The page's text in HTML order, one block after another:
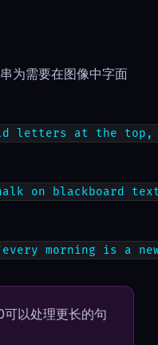
为需要在图像中字面
letters at the
on blackboard
morning is a
以处理更长的句